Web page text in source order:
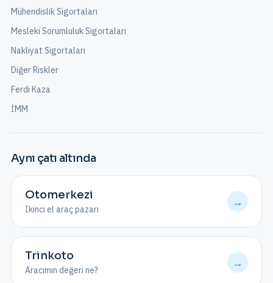
Mühendislik Sigortaları
Mesleki Sorumluluk Sigortaları
Nakliyat Sigortaları
Diğer Riskler
Ferdi Kaza
İMM
Aynı çatı altında
Otomerkezi
İkinci el araç pazarı
→
Trinkoto
Aracımın değeri ne?
→